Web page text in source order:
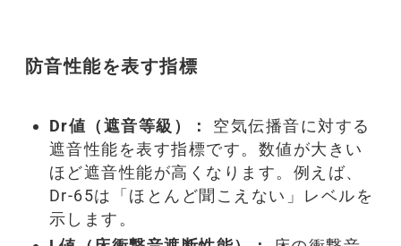
防音性能を表す指標
Dr値（遮音等級）：
空気伝播音に対する
遮音性能を表す指標です。数値が大きい
ほど遮音性能が高くなります。例えば、
Dr-65は「ほとんど聞こえない」レベルを
示します。